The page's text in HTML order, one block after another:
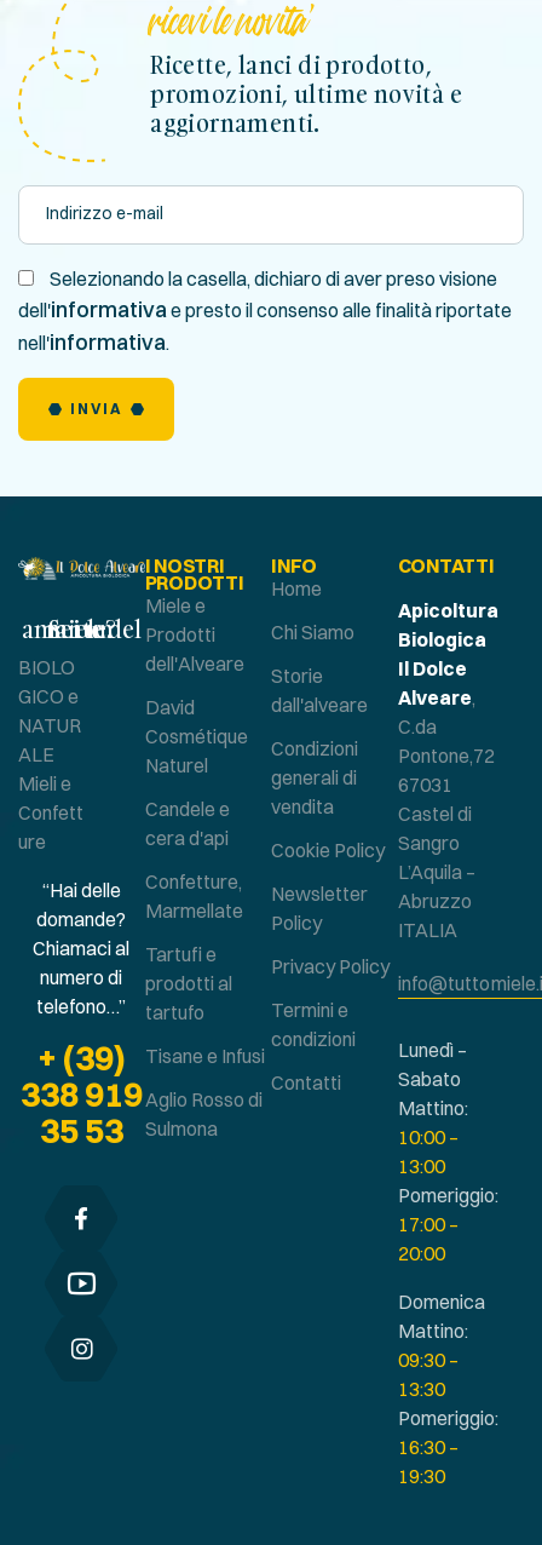
ricevi le novita'
Ricette, lanci di prodotto,
promozioni, ultime novità e
aggiornamenti.
Selezionando la casella, dichiaro di aver preso visione
dell'informativae presto il consenso alle finalità riportate
nell'informativa.
INVIA
I NOSTRI
PRODOTTI
Miele e
Prodotti
dell'Alveare
David
Cosmétique
Naturel
Candele e
cera d'api
Confetture,
Marmellate
Tartufi e
prodotti al
tartufo
Tisane e Infusi
Aglio Rosso di
Sulmona
INFO
Home
Chi Siamo
Storie
dall'alveare
Condizioni
generali di
vendita
Cookie Policy
Newsletter
Policy
Privacy Policy
Termini e
condizioni
Contatti
Sei un amante del miele?
BIOLO
GICO e
NATUR
ALE
Mieli e
Confett
ure
“Hai delle
domande?
Chiamaci al
numero di
telefono…”
+ (39)
338 919
35 53
CONTATTI
Apicoltura
Biologica
Il Dolce
Alveare,
C.da
Pontone,72
67031
Castel di
Sangro
L’Aquila –
Abruzzo
ITALIA
Lunedì –
Sabato
Mattino:
10:00 –
13:00
Pomeriggio:
17:00 –
20:00
Domenica
Mattino:
09:30 –
13:30
Pomeriggio:
16:30 –
19:30